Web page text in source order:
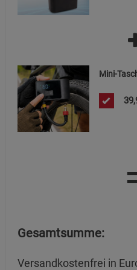
Kennzeichnung in Verkehr
Elektroaltgeräte
entsorgt werden. Das
Sammlung an den dafür
Sammelstellen zuzuführen.
Hinweis:Bitte beachten Sie
Mini-
Gesamtsumme:
Versandkostenfrei in